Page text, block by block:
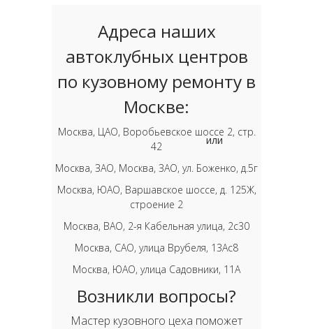
Адреса наших
автоклубных центров
по кузовному ремонту в
Москве:
Москва, ЦАО, Воробьевское шоссе 2, стр.
42
Москва, ЗАО, Москва, ЗАО, ул. Боженко, д.5г
Москва, ЮАО, Варшавское шоссе, д. 125Ж,
строение 2
Москва, ВАО, 2-я Кабельная улица, 2с30
Москва, САО, улица Врубеля, 13Ас8
Москва, ЮАО, улица Садовники, 11А
Возникли вопросы?
Мастер кузовного цеха поможет
или